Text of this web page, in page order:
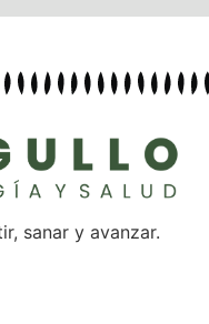
sanar y avanzar.